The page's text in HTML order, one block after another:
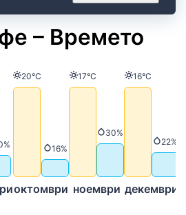
– Времето
октомври
Температура
20°C
Валежи
16%
ноември
Температура
17°C
Валежи
30%
декември
16°C
22%